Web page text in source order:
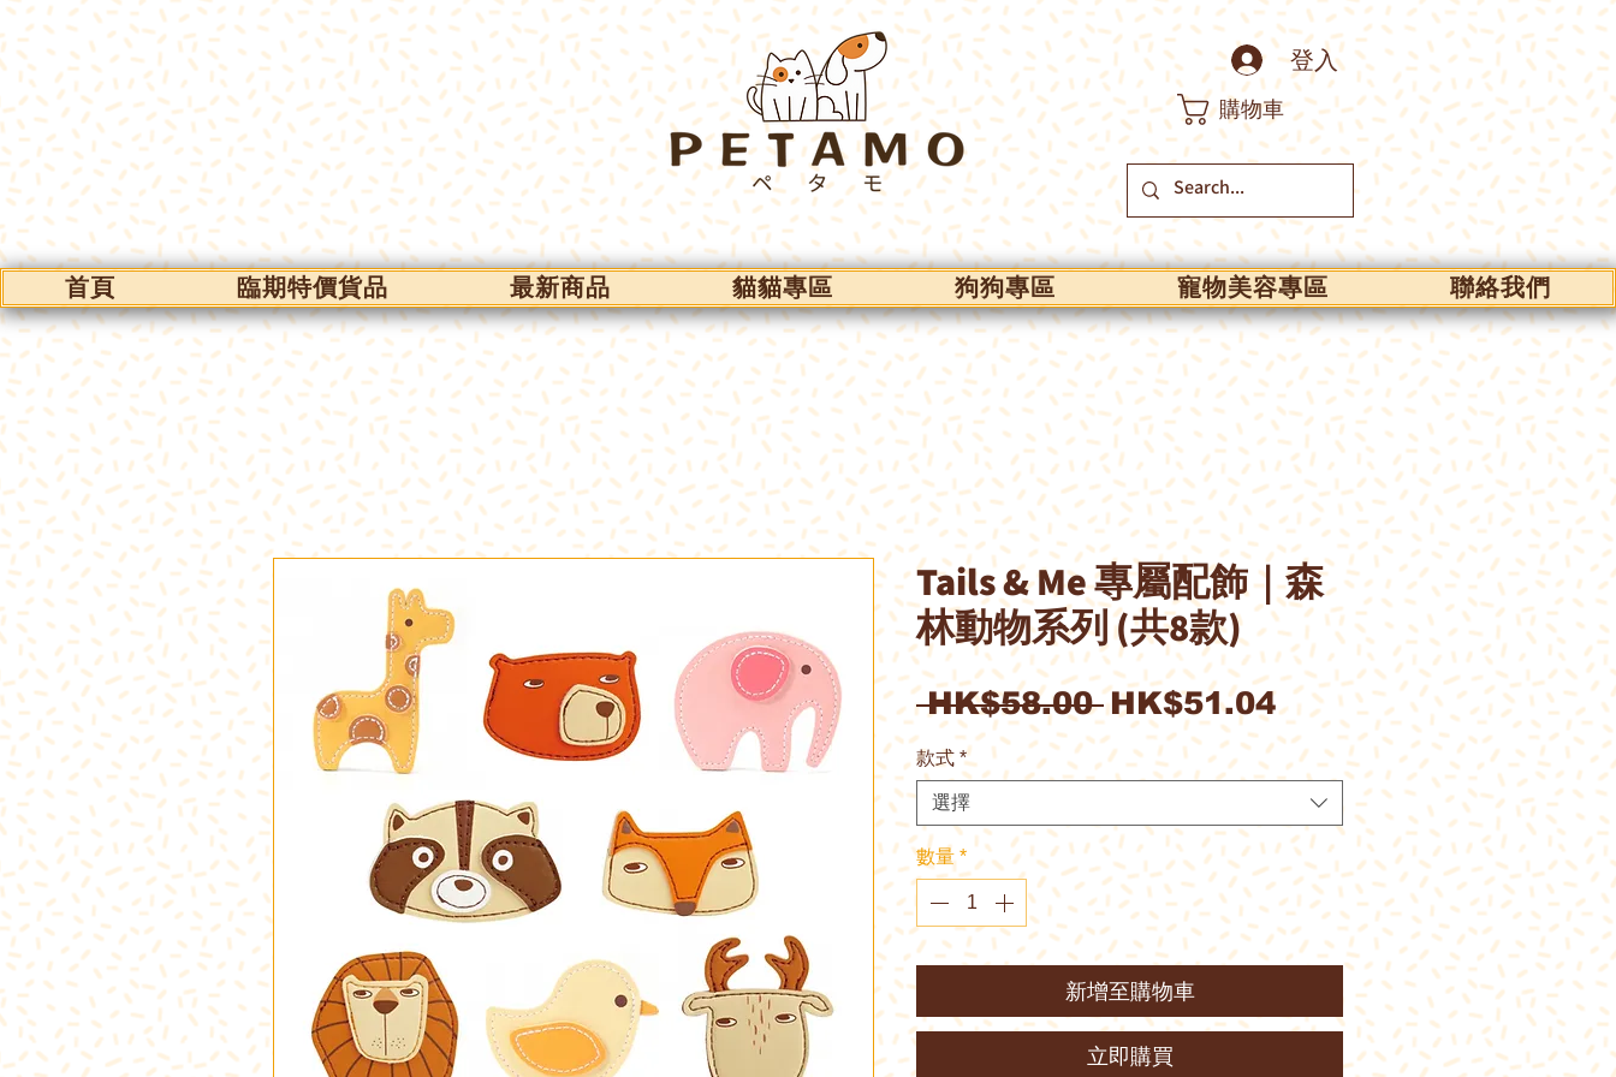
登入
購物車
首頁 臨期特價貨品 最新商品 貓貓專區 狗狗專區 寵物美容專區 聯絡我們
Tails & Me 專屬配飾｜森
林動物系列 (共8款)
HK$58.00 一
般
價
格
HK$51.04促
銷
價
格
款式 *
選擇
數量 *
新增至購物車
立即購買